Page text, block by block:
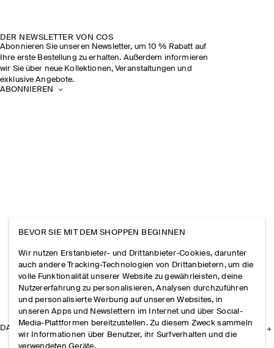
DER NEWSLETTER VON COS
Abonnieren Sie unseren Newsletter, um 10 % Rabatt auf
Ihre erste Bestellung zu erhalten. Außerdem informieren
wir Sie über neue Kollektionen, Veranstaltungen und
exklusive Angebote.
ABONNIEREN
DAS UNTERNEHMEN
BEVOR SIE MIT DEM SHOPPEN BEGINNEN
Wir nutzen Erstanbieter- und Drittanbieter-Cookies, darunter
auch andere Tracking-Technologien von Drittanbietern, um die
volle Funktionalität unserer Website zu gewährleisten, deine
Nutzererfahrung zu personalisieren, Analysen durchzuführen
und personalisierte Werbung auf unseren Websites, in
unseren Apps und Newslettern im Internet und über Social-
Media-Plattformen bereitzustellen. Zu diesem Zweck sammeln
wir Informationen über Benutzer, ihr Surfverhalten und die
verwendeten Geräte.